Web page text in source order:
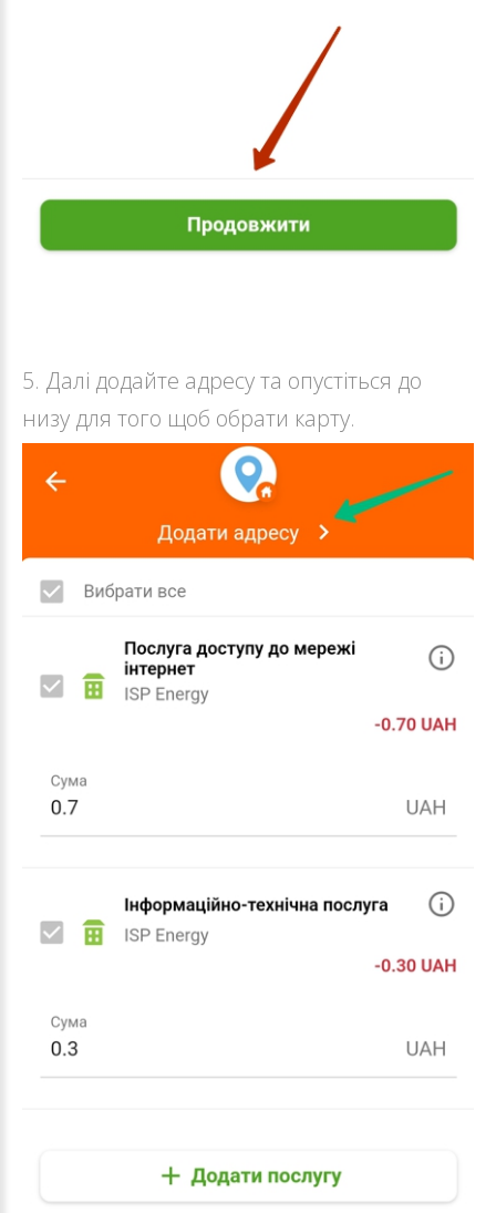
5. Далі додайте адресу та опустіться до
низу для того щоб обрати карту.